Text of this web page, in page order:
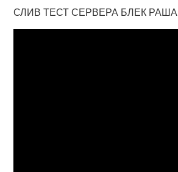
СЛИВ ТЕСТ СЕРВЕРА БЛЕК РАША